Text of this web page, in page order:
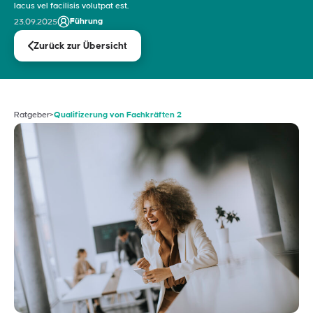
lacus vel facilisis volutpat est.
23.09.2025
Führung
Zurück zur Übersicht
Ratgeber>Qualifizerung von Fachkräften 2